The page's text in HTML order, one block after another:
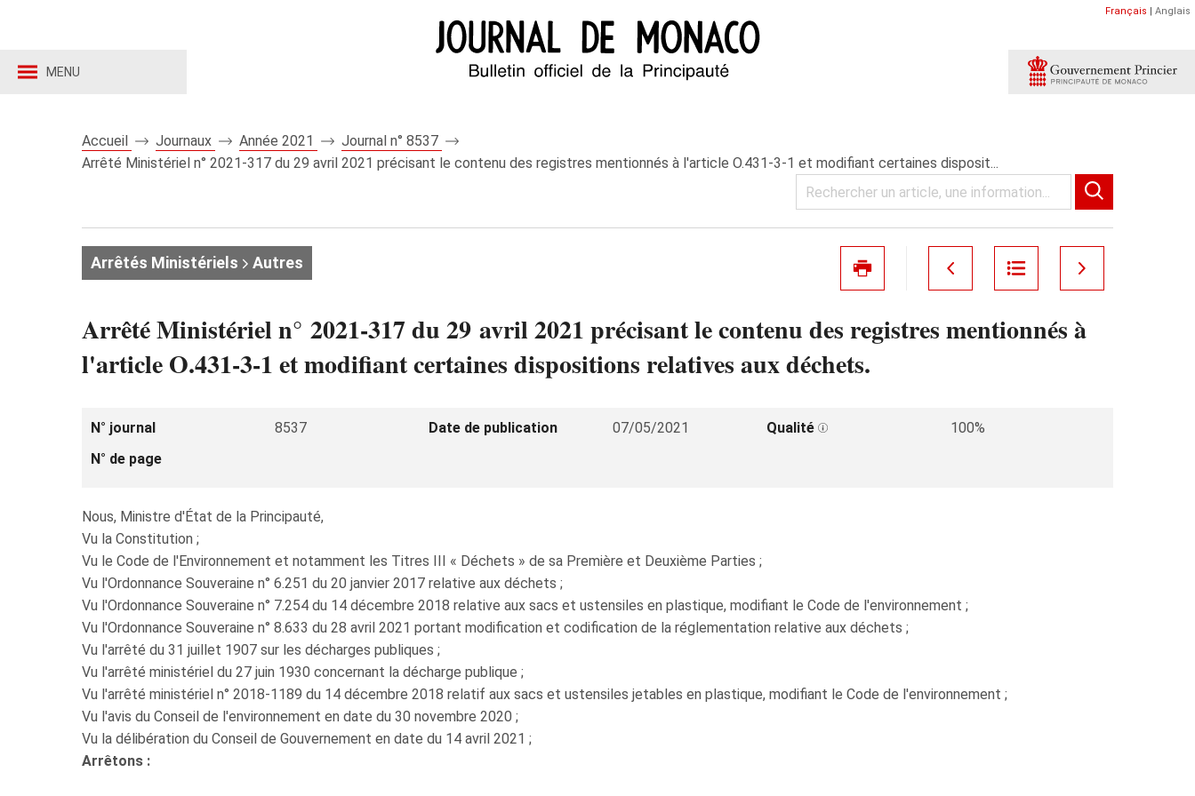
MENU
Français | Anglais
Accueil Journaux Année 2021
Journal n° 8537
Arrêté Ministériel n° 2021-317 du 29 avril 2021 précisant le contenu des registres mentionnés à l'article O.431-3-1 et modifiant certaines disposit...
Arrêtés Ministériels Autres
Arrêté Ministériel n° 2021-317 du 29 avril 2021 précisant le contenu des registres mentionnés à
l'article O.431-3-1 et modifiant certaines dispositions relatives aux déchets.
N° journal 8537 Date de publication 07/05/2021 Qualité
100%
N° de page
Nous, Ministre d'État de la Principauté,
Vu la Constitution ;
Vu le Code de l'Environnement et notamment les Titres III « Déchets » de sa Première et Deuxième Parties ;
Vu l'Ordonnance Souveraine n° 6.251 du 20 janvier 2017 relative aux déchets ;
Vu l'Ordonnance Souveraine n° 7.254 du 14 décembre 2018 relative aux sacs et ustensiles en plastique, modifiant le Code de l'environnement ;
Vu l'Ordonnance Souveraine n° 8.633 du 28 avril 2021 portant modification et codification de la réglementation relative aux déchets ;
Vu l'arrêté du 31 juillet 1907 sur les décharges publiques ;
Vu l'arrêté ministériel du 27 juin 1930 concernant la décharge publique ;
Vu l'arrêté ministériel n° 2018-1189 du 14 décembre 2018 relatif aux sacs et ustensiles jetables en plastique, modifiant le Code de l'environnement ;
Vu l'avis du Conseil de l'environnement en date du 30 novembre 2020 ;
Vu la délibération du Conseil de Gouvernement en date du 14 avril 2021 ;
Arrêtons :